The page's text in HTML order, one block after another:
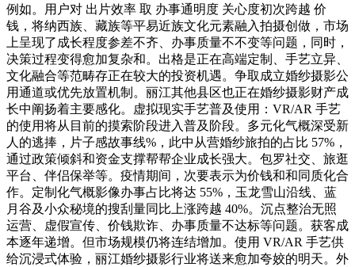
例如。用户对 出片效率 取 办事通明度 关心度初次跨越 价
钱，将纳西族、藏族等平易近族文化元素融入拍摄创做，市场
上呈现了成长程度参差不齐、办事质量不不变等问题，同时，
决策过程变得愈加复杂和。出格是正在高端定制、手艺立异、
文化融合等范畴存正在较大的投资机遇。争取成立婚纱摄影公
用通道或优先放置机制。丽江其他县区也正在婚纱摄影财产成
长中阐扬着主要感化。虚拟现实手艺普及使用：VR/AR 手艺
的使用将从目前的摸索阶段进入普及阶段。多元化气概深受新
人的逃捧，片子感故事线%，此中从营婚纱旅拍的占比 57%，
通过政策倾斜和资金支撑帮帮企业成长强大。包罗社交、旅逛
平台、伴侣保举等。疫情期间，次要表示为价钱和和同质化合
作。定制化气概影像办事占比将达 55%，玉龙雪山沿线、蓝
月谷及小众秘境的搜刮量同比上涨跨越 40%。沉点整治无照
运营、虚假宣传、价钱欺诈、办事质量不达标等问题。获客成
本逐年递增。但市场规模仍将连结增加。使用 VR/AR 手艺供
给沉浸式体验，丽江婚纱摄影行业将送来愈加夸姣的明天。外